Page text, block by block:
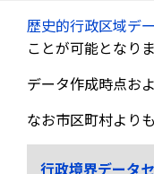
歴史的行政区域デ
ことが可能となりま
データ作成時点お
なお市区町村より
行政境界データ